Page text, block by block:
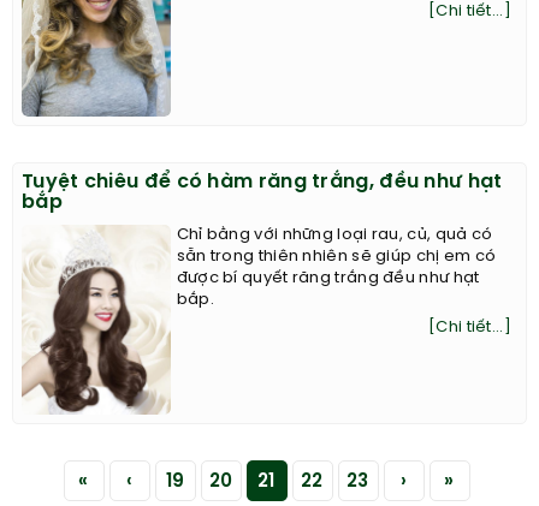
[Chi tiết...]
Tuyệt chiêu để có hàm răng trắng, đều như hạt
bắp
Chỉ bằng với những loại rau, củ, quả có
sẵn trong thiên nhiên sẽ giúp chị em có
được bí quyết răng trắng đều như hạt
bắp.
[Chi tiết...]
« ‹ 19 20 21 22 23 › »